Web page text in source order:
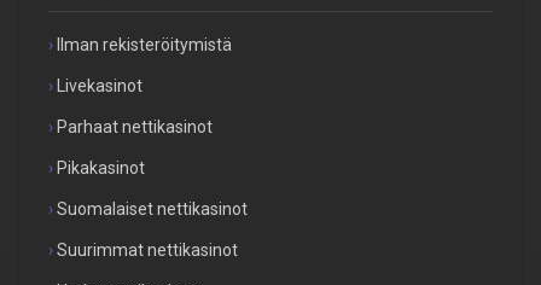
Ilman rekisteröitymistä
Livekasinot
Parhaat nettikasinot
Pikakasinot
Suomalaiset nettikasinot
Suurimmat nettikasinot